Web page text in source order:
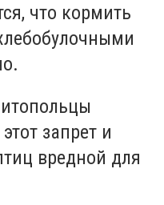
что кормить
запрет и
вредной для